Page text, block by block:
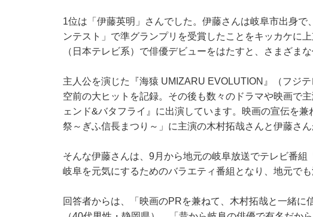
1位は「伊藤英明」さんでした。伊藤さんは岐阜市出身
ンテスト」で準グランプリを受賞したことをキッカケに
（日本テレビ系）で俳優デビューをはたすと、さまざま
主人公を演じた『海猿 UMIZARU EVOLUTION』（フジ
空前の大ヒットを記録。その後も数々のドラマや映画で
ェンド&バタフライ』に出演しています。映画の宣伝を
祭～ぎふ信長まつり～」に主演の木村拓哉さんと伊藤さ
そんな伊藤さんは、9月から地元の岐阜放送でテレビ番組
岐阜を元気にするためのバラエティ番組となり、地元でも
回答者からは、「映画のPRを兼ねて、木村拓哉と一緒に